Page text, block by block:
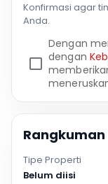
Konfirmasi agar
Anda.
Dengan
dengan
Rangkuman
Tipe Properti
Belum diisi